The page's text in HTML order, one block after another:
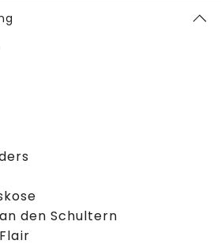
den Schultern